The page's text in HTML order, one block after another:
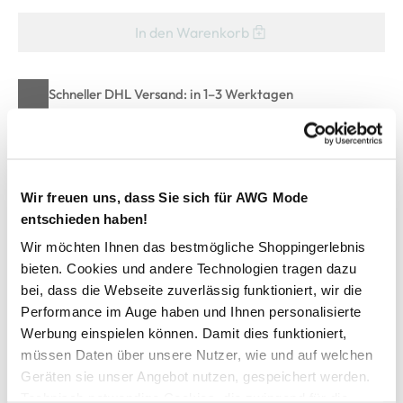
Wir freuen uns, dass Sie sich für AWG Mode
entschieden haben!
Wir möchten Ihnen das bestmögliche Shoppingerlebnis
bieten. Cookies und andere Technologien tragen dazu
bei, dass die Webseite zuverlässig funktioniert, wir die
Performance im Auge haben und Ihnen personalisierte
Werbung einspielen können. Damit dies funktioniert,
müssen Daten über unsere Nutzer, wie und auf welchen
Geräten sie unser Angebot nutzen, gespeichert werden.
In den Warenkorb
Schneller DHL Versand: in 1–3 Werktagen
Kostenfreie Rücksendung innerhalb 14 Tage
Zur Wunschliste hinzufügen
Damen Capri Leggings im 2er Pack
bequeme Capri Leggings im Doppelpack von Sure
jeweils eine farbige und eine schwarze Leggings